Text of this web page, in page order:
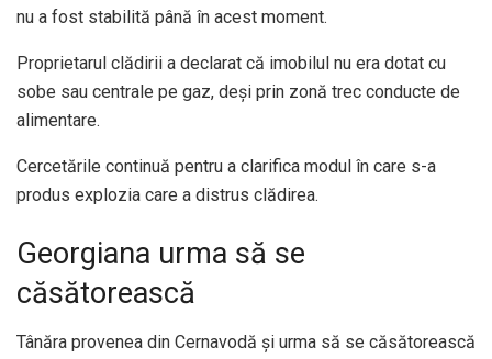
nu a fost stabilită până în acest moment.
Proprietarul clădirii a declarat că imobilul nu era dotat cu
sobe sau centrale pe gaz, deși prin zonă trec conducte de
alimentare.
Cercetările continuă pentru a clarifica modul în care s-a
produs explozia care a distrus clădirea.
Georgiana urma să se
căsătorească
Tânăra provenea din Cernavodă și urma să se căsătorească